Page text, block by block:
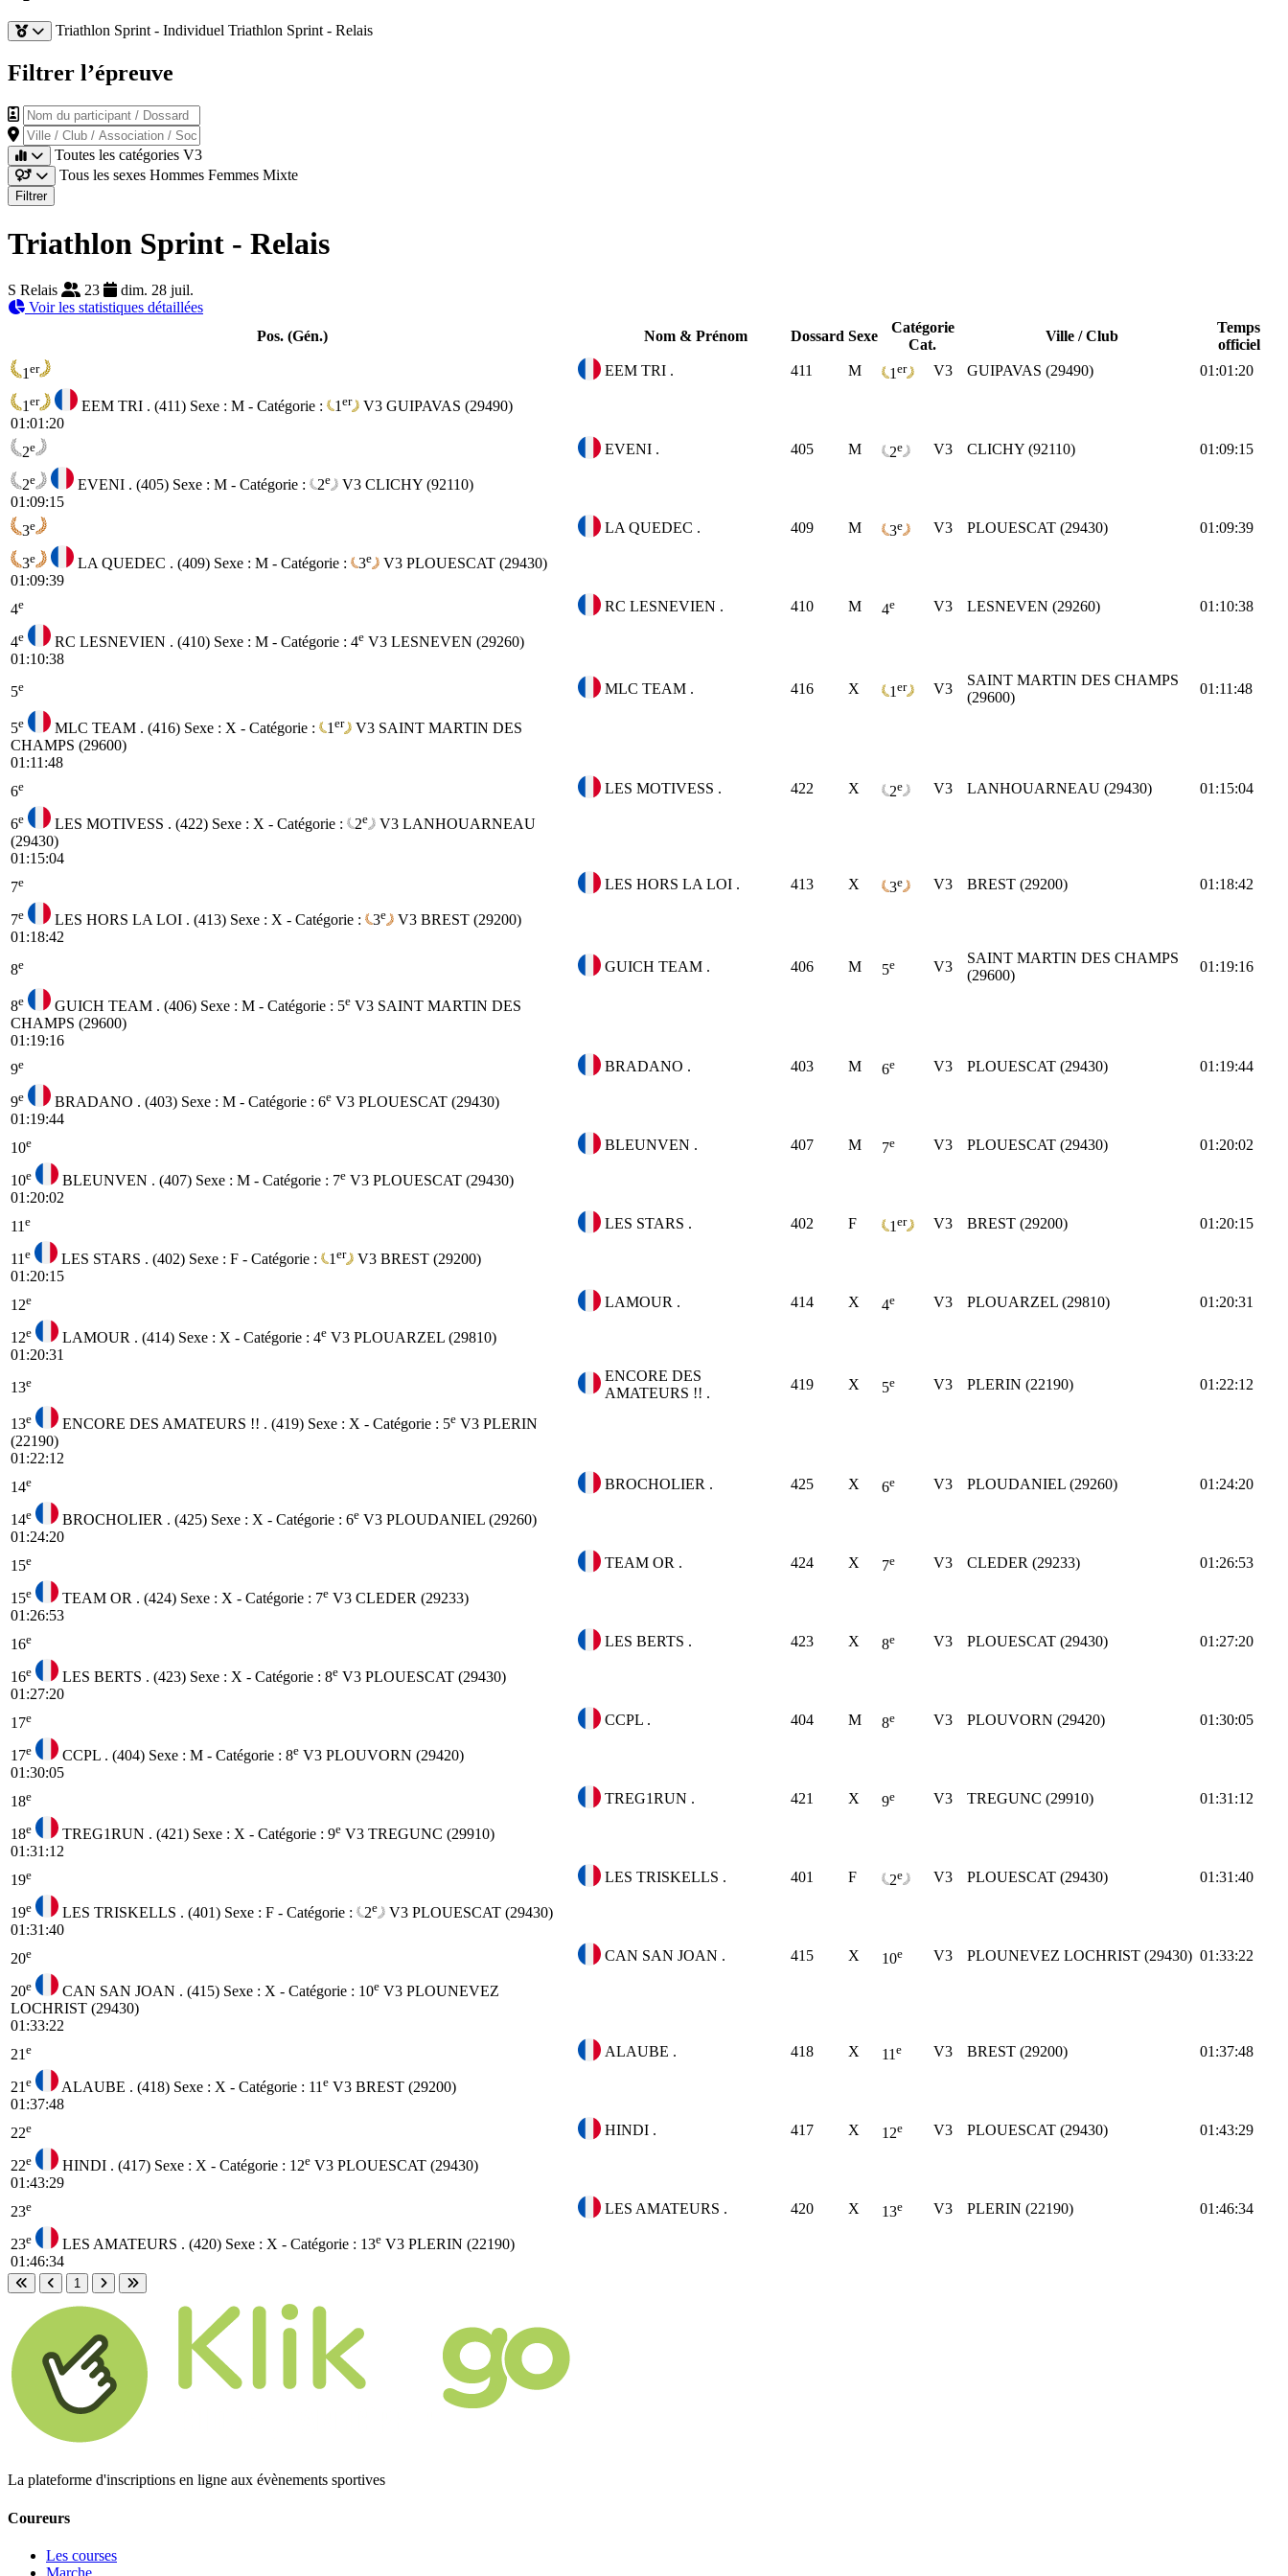
Triathlon Sprint - Individuel Triathlon Sprint - Relais
Filtrer l’épreuve
Nom du participant / Dossard
Ville / Club / Association / Société
Toutes les catégories V3
Tous les sexes Hommes Femmes Mixte
Filtrer
Triathlon Sprint - Relais
S Relais 23
dim. 28 juil.
Voir les statistiques détaillées
Pos. (Gén.)
Nom & Prénom Dossard Sexe
Catégorie
Cat.
Ville / Club
Temps
officiel
1 er EEM TRI . 411 M 1 er V3 GUIPAVAS (29490) 01:01:20
1 er EEM TRI . (411) Sexe : M - Catégorie : 1 er V3 GUIPAVAS (29490)
01:01:20
2e EVENI . 405 M 2e V3 CLICHY (92110) 01:09:15
2e EVENI . (405) Sexe : M - Catégorie : 2e V3 CLICHY (92110)
01:09:15
3e LA QUEDEC . 409 M 3e V3 PLOUESCAT (29430) 01:09:39
3e LA QUEDEC . (409) Sexe : M - Catégorie : 3e V3 PLOUESCAT (29430)
01:09:39
4e RC LESNEVIEN . 410 M 4e V3 LESNEVEN (29260) 01:10:38
4e RC LESNEVIEN . (410) Sexe : M - Catégorie : 4e V3 LESNEVEN (29260)
01:10:38
5e MLC TEAM . 416 X 1 er V3
SAINT MARTIN DES CHAMPS
(29600)
01:11:48
5e MLC TEAM . (416) Sexe : X - Catégorie : 1 er V3 SAINT MARTIN DES
CHAMPS (29600)
01:11:48
6e LES MOTIVESS . 422 X 2e V3 LANHOUARNEAU (29430) 01:15:04
6e LES MOTIVESS . (422) Sexe : X - Catégorie : 2e V3 LANHOUARNEAU
(29430)
01:15:04
7e LES HORS LA LOI . 413 X 3e V3 BREST (29200) 01:18:42
7e LES HORS LA LOI . (413) Sexe : X - Catégorie : 3e V3 BREST (29200)
01:18:42
8e GUICH TEAM . 406 M 5e V3
SAINT MARTIN DES CHAMPS
(29600)
01:19:16
8e GUICH TEAM . (406) Sexe : M - Catégorie : 5e V3 SAINT MARTIN DES
CHAMPS (29600)
01:19:16
9e BRADANO . 403 M 6e V3 PLOUESCAT (29430) 01:19:44
9e BRADANO . (403) Sexe : M - Catégorie : 6e V3 PLOUESCAT (29430)
01:19:44
10e BLEUNVEN . 407 M 7e V3 PLOUESCAT (29430) 01:20:02
10e BLEUNVEN . (407) Sexe : M - Catégorie : 7e V3 PLOUESCAT (29430)
01:20:02
11 e LES STARS . 402 F 1 er V3 BREST (29200) 01:20:15
11 e LES STARS . (402) Sexe : F - Catégorie : 1 er V3 BREST (29200)
01:20:15
12e LAMOUR . 414 X 4e V3 PLOUARZEL (29810) 01:20:31
12e LAMOUR . (414) Sexe : X - Catégorie : 4e V3 PLOUARZEL (29810)
01:20:31
13e
ENCORE DES
AMATEURS !! .
419 X 5e V3 PLERIN (22190) 01:22:12
13e ENCORE DES AMATEURS !! . (419) Sexe : X - Catégorie : 5e V3 PLERIN
(22190)
01:22:12
14e BROCHOLIER . 425 X 6e V3 PLOUDANIEL (29260) 01:24:20
14e BROCHOLIER . (425) Sexe : X - Catégorie : 6e V3 PLOUDANIEL (29260)
01:24:20
15e TEAM OR . 424 X 7e V3 CLEDER (29233) 01:26:53
15e TEAM OR . (424) Sexe : X - Catégorie : 7e V3 CLEDER (29233)
01:26:53
16e LES BERTS . 423 X 8e V3 PLOUESCAT (29430) 01:27:20
16e LES BERTS . (423) Sexe : X - Catégorie : 8e V3 PLOUESCAT (29430)
01:27:20
17e CCPL . 404 M 8e V3 PLOUVORN (29420) 01:30:05
17e CCPL . (404) Sexe : M - Catégorie : 8e V3 PLOUVORN (29420)
01:30:05
18e TREG1RUN . 421 X 9e V3 TREGUNC (29910) 01:31:12
18e TREG1RUN . (421) Sexe : X - Catégorie : 9e V3 TREGUNC (29910)
01:31:12
19e LES TRISKELLS . 401 F 2e V3 PLOUESCAT (29430) 01:31:40
19e LES TRISKELLS . (401) Sexe : F - Catégorie : 2e V3 PLOUESCAT (29430)
01:31:40
20e CAN SAN JOAN . 415 X 10e V3 PLOUNEVEZ LOCHRIST (29430) 01:33:22
20e CAN SAN JOAN . (415) Sexe : X - Catégorie : 10e V3 PLOUNEVEZ
LOCHRIST (29430)
01:33:22
21 e ALAUBE . 418 X 11 e V3 BREST (29200) 01:37:48
21 e ALAUBE . (418) Sexe : X - Catégorie : 11 e V3 BREST (29200)
01:37:48
22e HINDI . 417 X 12e V3 PLOUESCAT (29430) 01:43:29
22e HINDI . (417) Sexe : X - Catégorie : 12e V3 PLOUESCAT (29430)
01:43:29
23e LES AMATEURS . 420 X 13e V3 PLERIN (22190) 01:46:34
23e LES AMATEURS . (420) Sexe : X - Catégorie : 13e V3 PLERIN (22190)
01:46:34
Première page
Page précédente
1
Page suivante
Dernière page
La plateforme d'inscriptions en ligne aux évènements sportives
Coureurs
Les courses
Marche